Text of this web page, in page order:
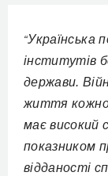
“Українська
інститутів
держави.
життя
має високий
показником
відданості